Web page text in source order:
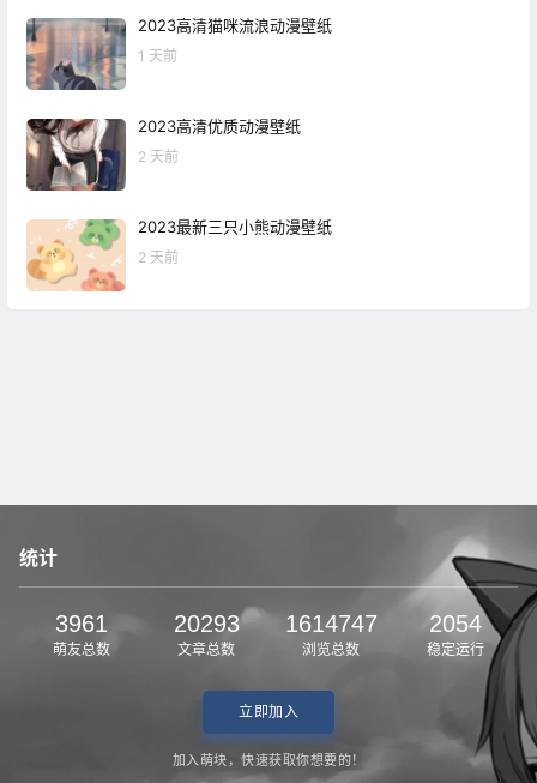
2023高清猫咪流浪动漫壁纸
1 天前
2023高清优质动漫壁纸
2 天前
2023最新三只小熊动漫壁纸
2 天前
统计
3961
萌友总数
20293
文章总数
1614747
浏览总数
2054
稳定运行
立即加入
加入萌块，快速获取你想要的！